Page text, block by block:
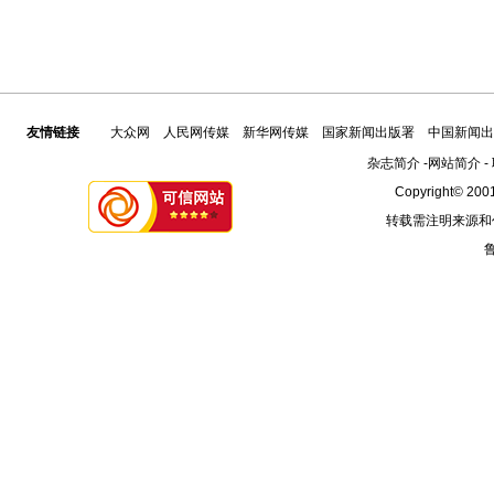
友情链接 大众网 人民网传媒 新华网传媒 国家新闻出版署
中国新闻
杂志简介-网站简介-
Copyright©
转载需注明来源